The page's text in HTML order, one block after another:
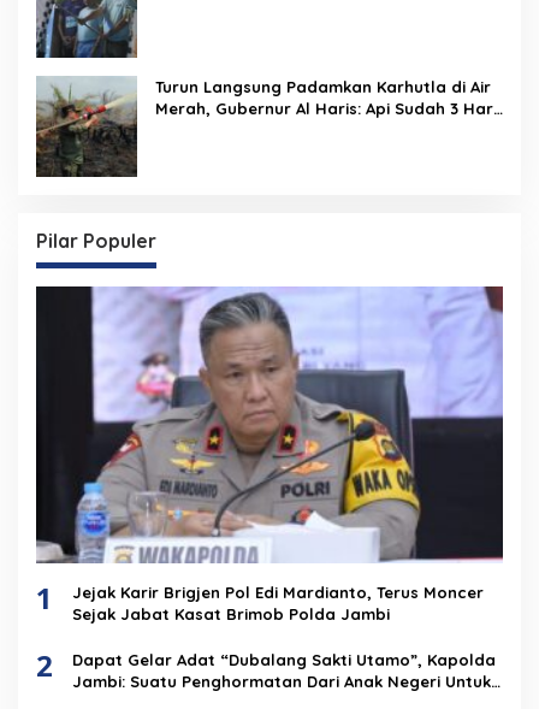
Turun Langsung Padamkan Karhutla di Air
Merah, Gubernur Al Haris: Api Sudah 3 Hari,
Pilar Populer
1
Jejak Karir Brigjen Pol Edi Mardianto, Terus Moncer
Sejak Jabat Kasat Brimob Polda Jambi
2
Dapat Gelar Adat “Dubalang Sakti Utamo”, Kapolda
Jambi: Suatu Penghormatan Dari Anak Negeri Untuk